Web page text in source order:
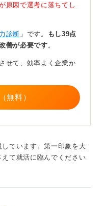
原因で選考に落ちてし
診断 」です。
もし39点
善が必要です 。
せて、効率よく企業か
無料）
ています。第一印象を大
て就活に臨んでください